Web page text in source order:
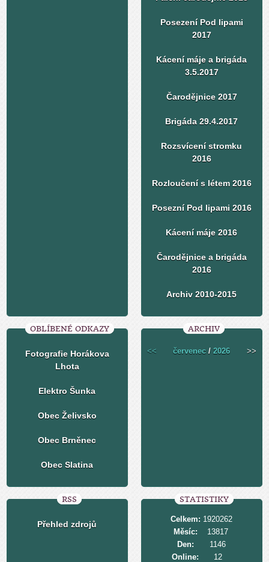
Posezení Pod lipami
2017
Kácení máje a brigáda
3.5.2017
Čarodějnice 2017
Brigáda 29.4.2017
Rozsvícení stromku
2016
Rozloučení s létem 2016
Posezní Pod lipami 2016
Kácení máje 2016
Čarodějnice a brigáda
2016
Archiv 2010-2015
OBLÍBENÉ ODKAZY
Fotografie Horákova
Lhota
Elektro Šunka
Obec Želivsko
Obec Brněnec
Obec Slatina
ARCHIV
<< červenec /2026 >>
RSS
Přehled zdrojů
STATISTIKY
Online: 12
Celkem: 1920262
Měsíc:
13817
Den:
1146